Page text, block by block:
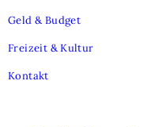
Geld & Budget
Freizeit & Kultur
Kontakt